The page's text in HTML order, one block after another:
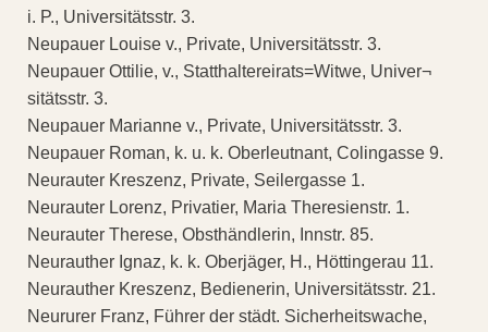
i. P., Universitätsstr. 3.
Neupauer Louise v., Private, Universitätsstr. 3.
Neupauer Ottilie, v., Statthaltereirats=Witwe, Univer¬
sitätsstr. 3.
Neupauer Marianne v., Private, Universitätsstr. 3.
Neupauer Roman, k. u. k. Oberleutnant, Colingasse 9.
Neurauter Kreszenz, Private, Seilergasse 1.
Neurauter Lorenz, Privatier, Maria Theresienstr. 1.
Neurauter Therese, Obsthändlerin, Innstr. 85.
Neurauther Ignaz, k. k. Oberjäger, H., Höttingerau 11.
Neurauther Kreszenz, Bedienerin, Universitätsstr. 21.
Neururer Franz, Führer der städt. Sicherheitswache,